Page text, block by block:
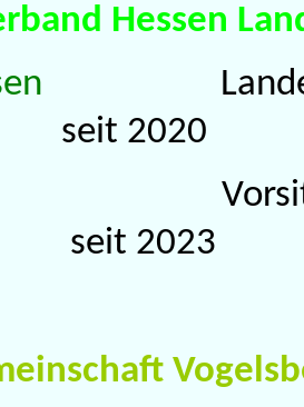
Hessen
2020
2023